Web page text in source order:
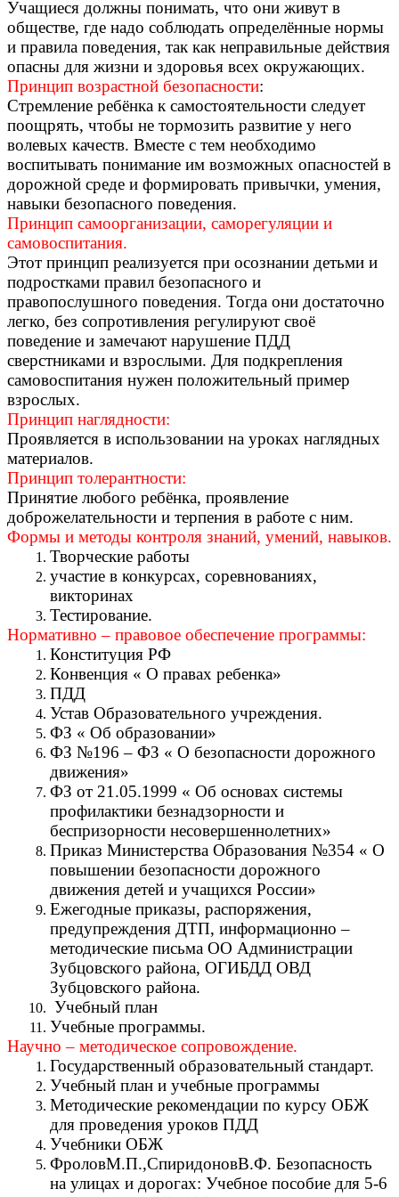
Учащиеся должны понимать, что они живут в
обществе, где надо соблюдать определённые нормы
и правила поведения, так как неправильные действия
опасны для жизни и здоровья всех окружающих.
Принцип возрастной безопасности:
Стремление ребёнка к самостоятельности следует
поощрять, чтобы не тормозить развитие у него
волевых качеств. Вместе с тем необходимо
воспитывать понимание им возможных опасностей в
дорожной среде и формировать привычки, умения,
навыки безопасного поведения.
Принцип самоорганизации, саморегуляции и
самовоспитания.
Этот принцип реализуется при осознании детьми и
подростками правил безопасного и
правопослушного поведения. Тогда они достаточно
легко, без сопротивления регулируют своё
поведение и замечают нарушение ПДД
сверстниками и взрослыми. Для подкрепления
самовоспитания нужен положительный пример
взрослых.
Принцип наглядности:
Проявляется в использовании на уроках наглядных
материалов.
Принцип толерантности:
Принятие любого ребёнка, проявление
доброжелательности и терпения в работе с ним.
Формы и методы контроля знаний, умений, навыков.
Творческие работы
участие в конкурсах, соревнованиях,
викторинах
Тестирование.
Нормативно – правовое обеспечение программы:
Конституция РФ
Конвенция « О правах ребенка»
ПДД
Устав Образовательного учреждения.
ФЗ « Об образовании»
ФЗ №196 – ФЗ « О безопасности дорожного
движения»
ФЗ от 21.05.1999 « Об основах системы
профилактики безнадзорности и
беспризорности несовершеннолетних»
Приказ Министерства Образования №354 « О
повышении безопасности дорожного
движения детей и учащихся России»
Ежегодные приказы, распоряжения,
предупреждения ДТП, информационно –
методические письма ОО Администрации
Зубцовского района, ОГИБДД ОВД
Зубцовского района.
Учебный план
Учебные программы.
Научно – методическое сопровождение.
Государственный образовательный стандарт.
Учебный план и учебные программы
Методические рекомендации по курсу ОБЖ
для проведения уроков ПДД
Учебники ОБЖ
ФроловМ.П.,СпиридоновВ.Ф. Безопасность
на улицах и дорогах: Учебное пособие для 5-6